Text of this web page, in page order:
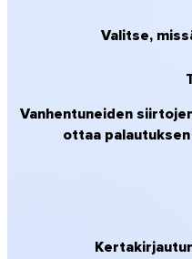
Valitse,
Vanhentuneiden
ottaa